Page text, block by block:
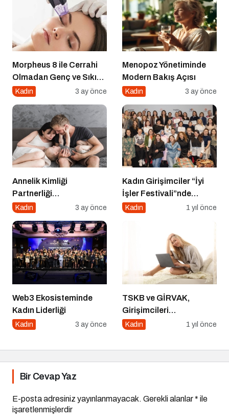
Morpheus 8 ile Cerrahi
Olmadan Genç ve Sıkı
Bir Cilt Mümkün
Kadın 3 ay önce
Menopoz Yönetiminde
Modern Bakış Açısı
Kadın 3 ay önce
Annelik Kimliği
Partnerliği
Gölgelemesin
Kadın 3 ay önce
Kadın Girişimciler “İyi
İşler Festivali”nde
Buluştu
Kadın 1 yıl önce
Web3 Ekosisteminde
Kadın Liderliği
Kadın 3 ay önce
TSKB ve GİRVAK,
Girişimcileri
Güçlendirecek Ortak Bir
Kadın 1 yıl önce
Bir Cevap Yaz
E-posta adresiniz yayınlanmayacak. Gerekli alanlar* ile
işaretlenmişlerdir